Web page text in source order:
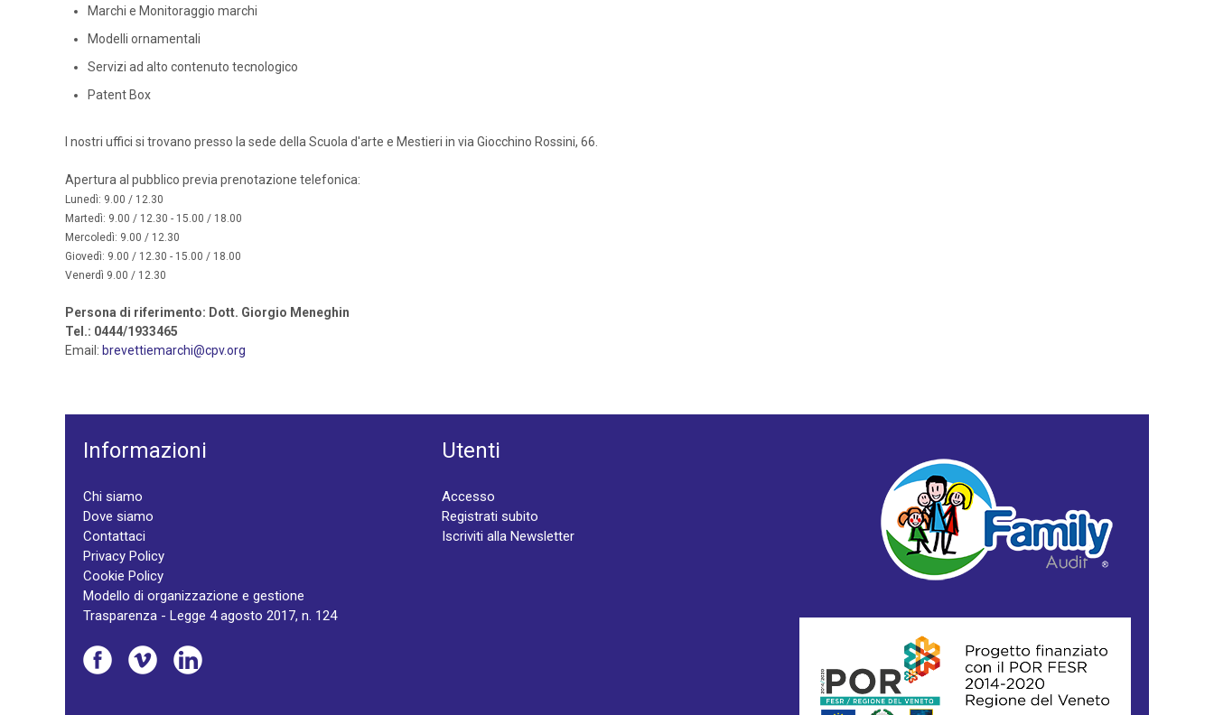
Marchi e Monitoraggio marchi
Modelli ornamentali
Servizi ad alto contenuto tecnologico
Patent Box
I nostri uffici si trovano presso la sede della Scuola d'arte e Mestieri in via Giocchino Rossini, 66.
Apertura al pubblico previa prenotazione telefonica:
Lunedì: 9.00 / 12.30
Martedì: 9.00 / 12.30 - 15.00 / 18.00
Mercoledì: 9.00 / 12.30
Giovedì: 9.00 / 12.30 - 15.00 / 18.00
Venerdì 9.00 / 12.30
Persona di riferimento: Dott. Giorgio Meneghin
Tel.: 0444/1933465
Email: brevettiemarchi@cpv.org
Informazioni
Chi siamo
Dove siamo
Contattaci
Privacy Policy
Cookie Policy
Modello di organizzazione e gestione
Trasparenza - Legge 4 agosto 2017, n. 124
Utenti
Accesso
Registrati subito
Iscriviti alla Newsletter